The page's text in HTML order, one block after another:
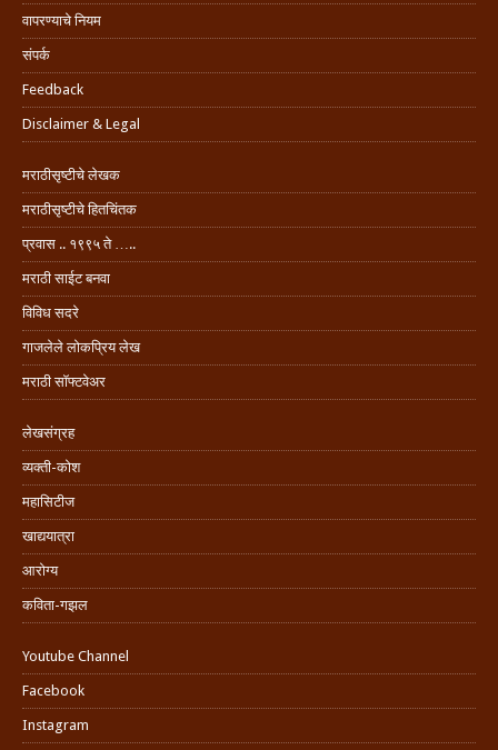
वापरण्याचे नियम
संपर्क
Feedback
Disclaimer & Legal
मराठीसृष्टीचे लेखक
मराठीसृष्टीचे हितचिंतक
प्रवास .. १९९५ ते …..
मराठी साईट बनवा
विविध सदरे
गाजलेले लोकप्रिय लेख
मराठी सॉफ्टवेअर
लेखसंग्रह
व्यक्ती-कोश
महासिटीज
खाद्ययात्रा
आरोग्य
कविता-गझल
Youtube Channel
Facebook
Instagram